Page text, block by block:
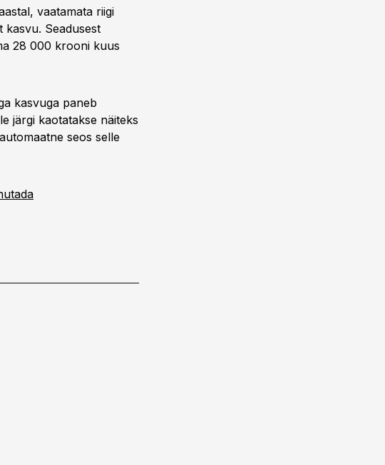
vaatamata riigi
Seadusest
28 000 krooni kuus
kasvuga paneb
järgi kaotatakse näiteks
seos selle